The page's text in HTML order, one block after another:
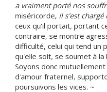
a vraiment porté nos
miséricorde, il s'est
ceux qu'il portait, portant
contraire, se montre
difficulté, celui qui tend un
qu'elle soit, se soumet à la
Soyons donc
d'amour fraternel,
poursuivons les vices. ~